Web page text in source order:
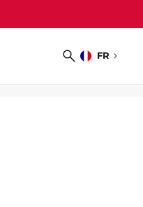
Recherche
FR
Choisir